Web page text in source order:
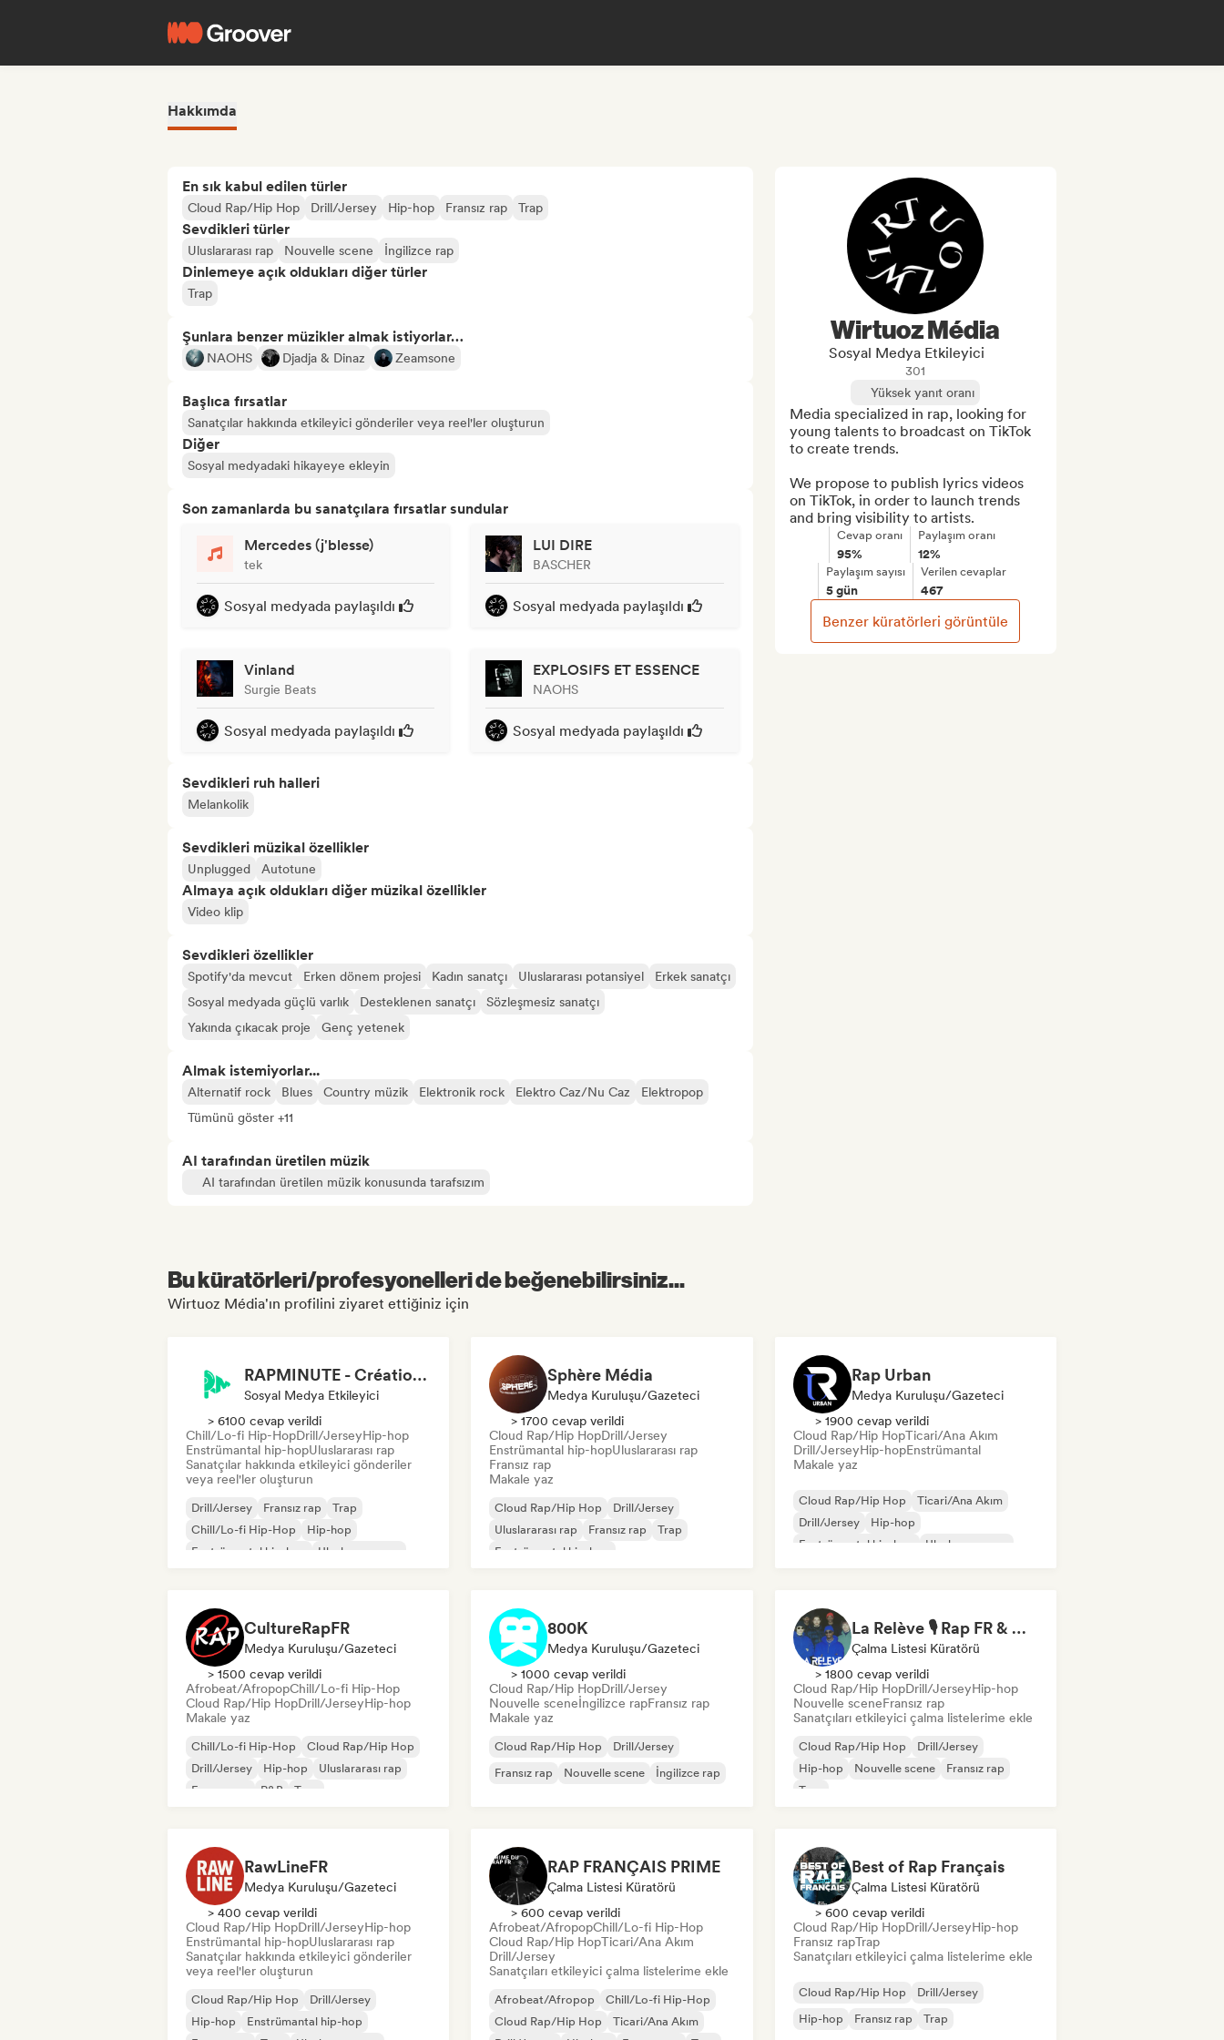
Hakkımda
En sık kabul edilen türler
Cloud Rap/Hip Hop Drill/Jersey Hip-hop Fransız rap Trap
Sevdikleri türler
Uluslararası rap Nouvelle scene İngilizce rap
Dinlemeye açık oldukları diğer türler
Trap
Şunlara benzer müzikler almak istiyorlar…
NAOHS Djadja & Dinaz Zeamsone
Başlıca fırsatlar
Sanatçılar hakkında etkileyici gönderiler veya reel'ler oluşturun
Diğer
Sosyal medyadaki hikayeye ekleyin
Son zamanlarda bu sanatçılara fırsatlar sundular
Mercedes (j'blesse)
tek
Sosyal medyada paylaşıldı
LUI DIRE
BASCHER
Sosyal medyada paylaşıldı
Vinland
Surgie Beats
Sosyal medyada paylaşıldı
EXPLOSIFS ET ESSENCE
NAOHS
Sosyal medyada paylaşıldı
Sevdikleri ruh halleri
Melankolik
Sevdikleri müzikal özellikler
Unplugged Autotune
Almaya açık oldukları diğer müzikal özellikler
Video klip
Sevdikleri özellikler
Spotify'da mevcut Erken dönem projesi Kadın sanatçı Uluslararası potansiyel
Erkek sanatçı
Sosyal medyada güçlü varlık
Desteklenen sanatçı
Sözleşmesiz sanatçı
Yakında çıkacak proje
Genç yetenek
Almak istemiyorlar...
Alternatif rock Blues Country müzik Elektronik rock Elektro Caz/Nu Caz
Elektropop
Tümünü göster +11
AI tarafından üretilen müzik
AI tarafından üretilen müzik konusunda tarafsızım
Wirtuoz Média
Sosyal Medya Etkileyici
301
Yüksek yanıt oranı
Media specialized in rap, looking for
young talents to broadcast on TikTok
to create trends.
We propose to publish lyrics videos
on TikTok, in order to launch trends
and bring visibility to artists.
Cevap oranı
95%
Paylaşım oranı
12%
Paylaşım sayısı
5 gün
Verilen cevaplar
467
Benzer küratörleri görüntüle
Bu küratörleri/profesyonelleri de beğenebilirsiniz...
Wirtuoz Média'ın profilini ziyaret ettiğiniz için
RAPMINUTE - Création de Contenu
Sosyal Medya Etkileyici
> 6100 cevap verildi
Chill/Lo-fi Hip-HopDrill/JerseyHip-hop
Enstrümantal hip-hopUluslararası rap
Sanatçılar hakkında etkileyici gönderiler
veya reel'ler oluşturun
Drill/Jersey Fransız rap
Trap
Chill/Lo-fi Hip-Hop
Hip-hop
Enstrümantal hip-hop
Uluslararası rap
Sphère Média
Medya Kuruluşu/Gazeteci
> 1700 cevap verildi
Cloud Rap/Hip HopDrill/Jersey
Enstrümantal hip-hopUluslararası rap
Fransız rap
Makale yaz
Cloud Rap/Hip Hop
Drill/Jersey
Uluslararası rap
Fransız rap
Trap
Enstrümantal hip-hop
Rap Urban
Medya Kuruluşu/Gazeteci
> 1900 cevap verildi
Cloud Rap/Hip HopTicari/Ana Akım
Drill/JerseyHip-hopEnstrümantal
Makale yaz
Cloud Rap/Hip Hop
Ticari/Ana Akım
Drill/Jersey
Hip-hop
Enstrümantal hip-hop
Uluslararası rap
CultureRapFR
Medya Kuruluşu/Gazeteci
> 1500 cevap verildi
Afrobeat/AfropopChill/Lo-fi Hip-Hop
Cloud Rap/Hip HopDrill/JerseyHip-hop
Makale yaz
Chill/Lo-fi Hip-Hop
Cloud Rap/Hip Hop
Drill/Jersey
Hip-hop
Uluslararası rap
Fransız rap
R&B Trap
800K
Medya Kuruluşu/Gazeteci
> 1000 cevap verildi
Cloud Rap/Hip HopDrill/Jersey
Nouvelle sceneİngilizce rapFransız rap
Makale yaz
Cloud Rap/Hip Hop
Drill/Jersey
Fransız rap
Nouvelle scene İngilizce rap
La Relève 🎙️ Rap FR & Nouvelle Scène Hip-Hop
Çalma Listesi Küratörü
> 1800 cevap verildi
Cloud Rap/Hip HopDrill/JerseyHip-hop
Nouvelle sceneFransız rap
Sanatçıları etkileyici çalma listelerime ekle
Cloud Rap/Hip Hop
Drill/Jersey
Hip-hop
Nouvelle scene
Fransız rap
Trap
RawLineFR
Medya Kuruluşu/Gazeteci
> 400 cevap verildi
Cloud Rap/Hip HopDrill/JerseyHip-hop
Enstrümantal hip-hopUluslararası rap
Sanatçılar hakkında etkileyici gönderiler
veya reel'ler oluşturun
Cloud Rap/Hip Hop
Drill/Jersey
Hip-hop
Enstrümantal hip-hop
RAP FRANÇAIS PRIME
Çalma Listesi Küratörü
> 600 cevap verildi
Afrobeat/AfropopChill/Lo-fi Hip-Hop
Cloud Rap/Hip HopTicari/Ana Akım
Drill/Jersey
Sanatçıları etkileyici çalma listelerime ekle
Afrobeat/Afropop
Chill/Lo-fi Hip-Hop
Cloud Rap/Hip Hop
Ticari/Ana Akım
Best of Rap Français
Çalma Listesi Küratörü
> 600 cevap verildi
Cloud Rap/Hip HopDrill/JerseyHip-hop
Fransız rapTrap
Sanatçıları etkileyici çalma listelerime ekle
Cloud Rap/Hip Hop
Drill/Jersey
Hip-hop
Fransız rap Trap